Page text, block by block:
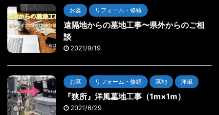
お墓 リフォーム・修繕
遠隔地からの墓地工事〜県外からのご相
談
2021/9/19
お墓 リフォーム・修繕 墓地 洋風
『狭所』洋風墓地工事（1m×1m）
2021/6/29